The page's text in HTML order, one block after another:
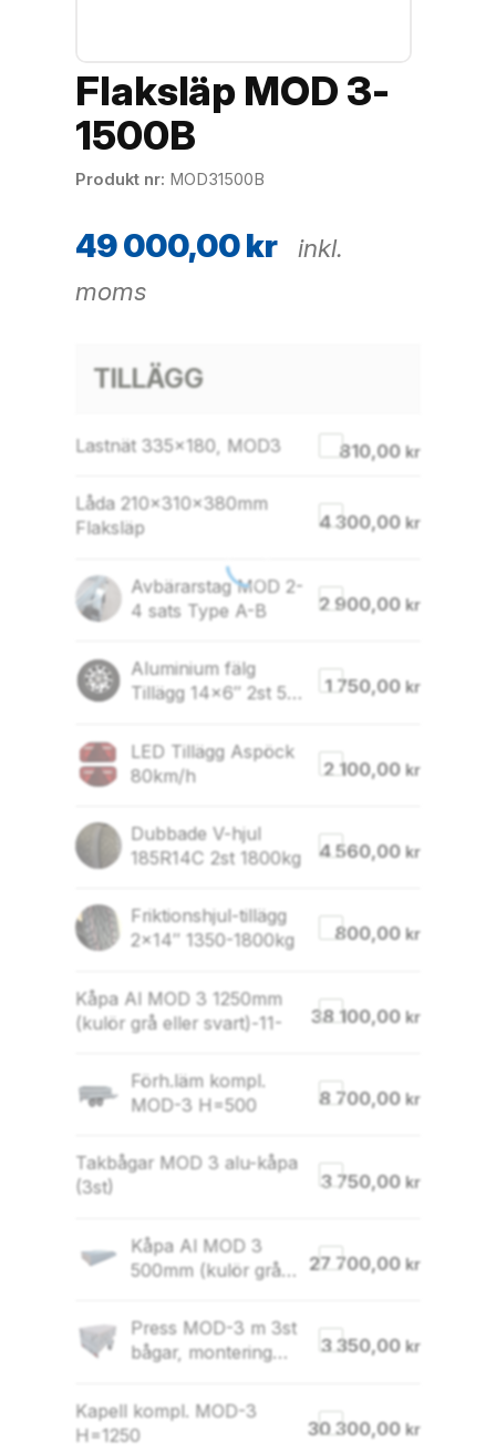
Flaksläp MOD 3-
1500B
Produkt nr MOD31500B
49 000,00kr
inkl.
moms
TILLÄGG
Lastnät 335×180, MOD3 810,00 kr
Låda 210x310x380mm
Flaksläp
4 300,00 kr
Avbärarstag MOD 2-
4 sats Type A-B
2 900,00 kr
Aluminium fälg
Tillägg 14×6″ 2st 5B
1 750,00 kr
LED Tillägg Aspöck
80km/h
2 100,00 kr
Dubbade V-hjul
185R14C 2st 1800kg
4 560,00 kr
Friktionshjul-tillägg
2×14″ 1350-1800kg
800,00 kr
Kåpa Al MOD 3 1250mm
(kulör grå eller svart)-11-
38 100,00 kr
Förh.läm kompl.
MOD-3 H=500
8 700,00 kr
Takbågar MOD 3 alu-kåpa
(3st)
3 750,00 kr
Kåpa Al MOD 3
500mm (kulör grå
27 700,00 kr
Press MOD-3 m 3st
bågar, montering
3 350,00 kr
Kapell kompl. MOD-3
H=1250
30 300,00 kr